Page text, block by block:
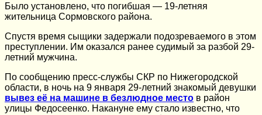
Было установлено, что погибшая — 19-летняя
жительница Сормовского района.
Спустя время сыщики задержали подозреваемого в этом
преступлении. Им оказался ранее судимый за разбой 29-
летний мужчина.
По сообщению пресс-службы СКР по Нижегородской
области, в ночь на 9 января 29-летний знакомый девушки
вывез её на машине в безлюдное место в район
улицы Федосеенко. Накануне ему стало известно, что